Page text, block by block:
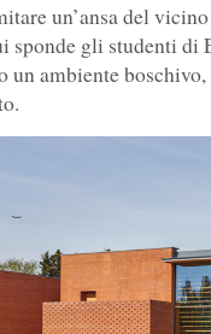
un’ansa del
sponde gli studenti di
un ambiente